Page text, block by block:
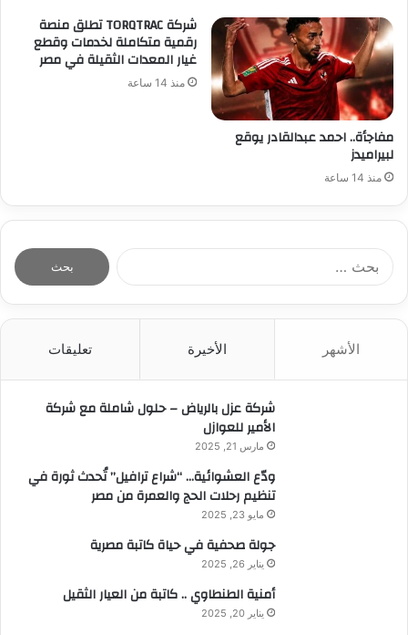
مفاجأة.. احمد عبدالقادر يوقع
لبيراميدز
منذ 14 ساعة
شركة TORQTRAC تطلق منصة
رقمية متكاملة لخدمات وقطع
غيار المعدات الثقيلة في مصر
منذ 14 ساعة
الأشهر الأخيرة تعليقات
شركة عزل بالرياض – حلول شاملة مع شركة
الأمير للعوازل
مارس 21, 2025
ودّع العشوائية… “شراع ترافيل” تُحدث ثورة في
تنظيم رحلات الحج والعمرة من مصر
مايو 23, 2025
جولة صحفية في حياة كاتبة مصرية
يناير 26, 2025
أمنية الطنطاوي .. كاتبة من العيار الثقيل
يناير 20, 2025